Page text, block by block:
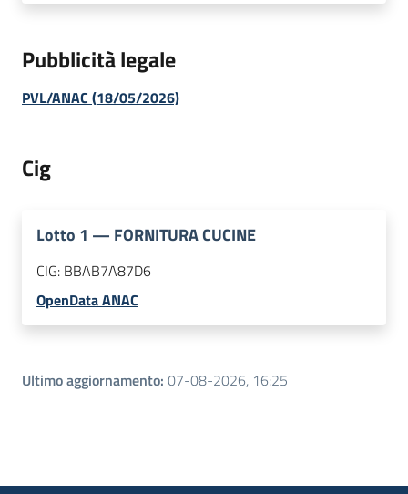
Pubblicità legale
PVL/ANAC (18/05/2026)
Cig
Lotto 1 — FORNITURA CUCINE
CIG: BBAB7A87D6
OpenData ANAC
Ultimo aggiornamento: 07-08-2026, 16:25